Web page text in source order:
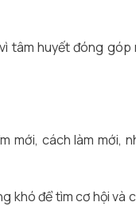
tâm huyết đóng
cách làm mới,
khó để tìm cơ hội và